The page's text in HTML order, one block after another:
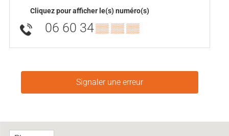
Cliquez pour afficher le(s) numéro(s)
06 60 34▒▒ ▒▒ ▒▒
Signaler une erreur